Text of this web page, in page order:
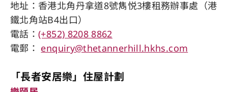
地址：香港北角丹拿道8號雋悦3樓租務辦事處（港
鐵北角站​B4出口）
電話：(+852) 8208 8862
電郵： enquiry@thetannerhill.hkhs.com
「長者安居樂」住屋計劃